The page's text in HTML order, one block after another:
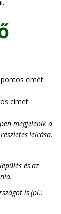
címét:
címet:
megjelenik a
leírása.
és az
is (pl.: